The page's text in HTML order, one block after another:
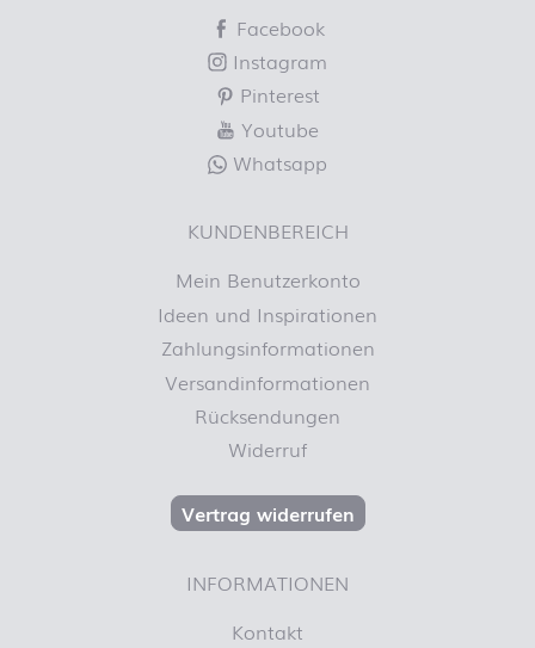
Facebook
Instagram
Pinterest
Youtube
Whatsapp
KUNDENBEREICH
Mein Benutzerkonto
Ideen und Inspirationen
Zahlungsinformationen
Versandinformationen
Rücksendungen
Widerruf
Vertrag widerrufen
INFORMATIONEN
Kontakt